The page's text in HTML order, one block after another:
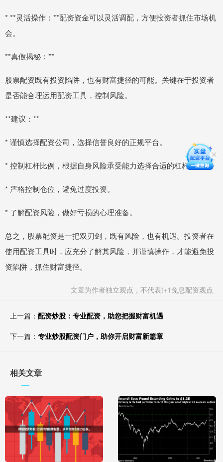
* **灵活操作：**配资资金可以灵活调配，方便投资者抓住市场机
会。
**真假揭秘：**
股票配资既有投资陷阱，也有财富捷径的可能。关键在于投资者
是否能合理运用配资工具，控制风险。
**建议：**
* 谨慎选择配资公司，选择信誉良好的正规平台。
* 控制杠杆比例，根据自身风险承受能力选择合适的杠杆。
* 严格控制仓位，避免过度投资。
* 了解配资风险，做好亏损的心理准备。
总之，股票配资是一把双刃剑，既有风险，也有机遇。投资者在
使用配资工具时，应充分了解其风险，并谨慎操作，才能避免投
资陷阱，抓住财富捷径。
文章为作者独立观点，不代表t+1免息配资观点
上一篇： 配资炒股：专业配资，助您把握财富机遇
下一篇： 专业炒股配资门户，助你开启财富新篇章
相关文章